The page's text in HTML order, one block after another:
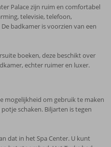
Palace zijn ruim en comfortabel
televisie, telefoon,
badkamer is voorzien van een
boeken, deze beschikt over
echter ruimer en luxer.
mogelijkheid om gebruik te maken
schaken. Biljarten is tegen
dat in het Spa Center. U kunt